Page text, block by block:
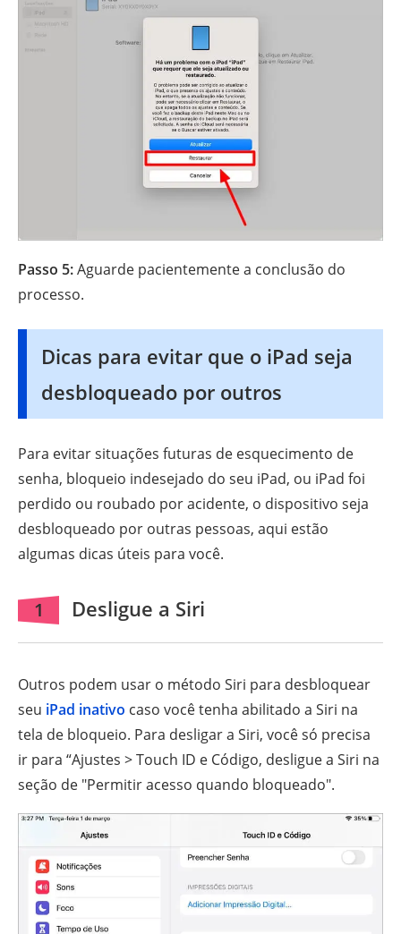
Passo 5:Aguarde pacientemente a conclusão do
processo.
Dicas para evitar que o iPad seja
desbloqueado por outros
Para evitar situações futuras de esquecimento de
senha, bloqueio indesejado do seu iPad, ou iPad foi
perdido ou roubado por acidente, o dispositivo seja
desbloqueado por outras pessoas, aqui estão
algumas dicas úteis para você.
1 Desligue a Siri
Outros podem usar o método Siri para desbloquear
seu iPad inativo caso você tenha abilitado a Siri na
tela de bloqueio. Para desligar a Siri, você só precisa
ir para “Ajustes > Touch ID e Código, desligue a Siri na
seção de "Permitir acesso quando bloqueado".